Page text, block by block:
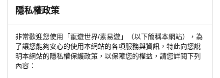
隱私權政策
非常歡迎您使用「翫遊世界/素易遊」（以下簡稱本網站），為
了讓您能夠安心的使用本網站的各項服務與資訊，特此向您說
明本網站的隱私權保護政策，以保障您的權益，請您詳閱下列
內容：